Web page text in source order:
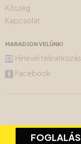
Kőszeg
Kapcsolat
MARADJON VELÜNK!
Hírlevél feliratkozás
Facebook
FOGLALÁS